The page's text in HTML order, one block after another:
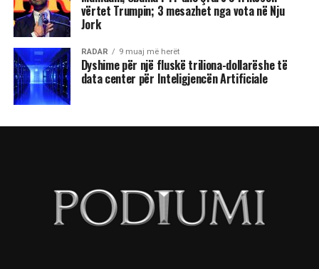
vërtet Trumpin; 3 mesazhet nga vota në Nju
Jork
RADAR 9 muaj më herët
Dyshime për një fluskë triliona-dollarëshe të
data center për Inteligjencën Artificiale